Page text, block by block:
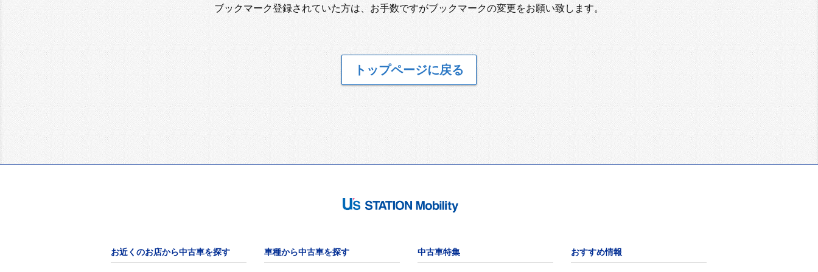
ブックマーク登録されていた方は、お手数ですがブックマークの変更をお願い致します。
トップページに戻る
お近くのお店から中古車を探す 車種から中古車を探す 中古車特集 おすすめ情報